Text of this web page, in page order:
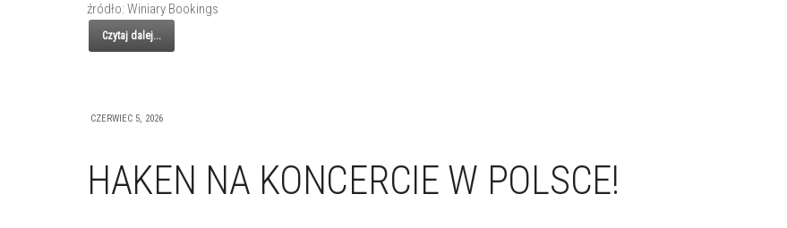
źródło: Winiary Bookings
Czytaj dalej...
CZERWIEC 5, 2026
HAKEN NA KONCERCIE W POLSCE!